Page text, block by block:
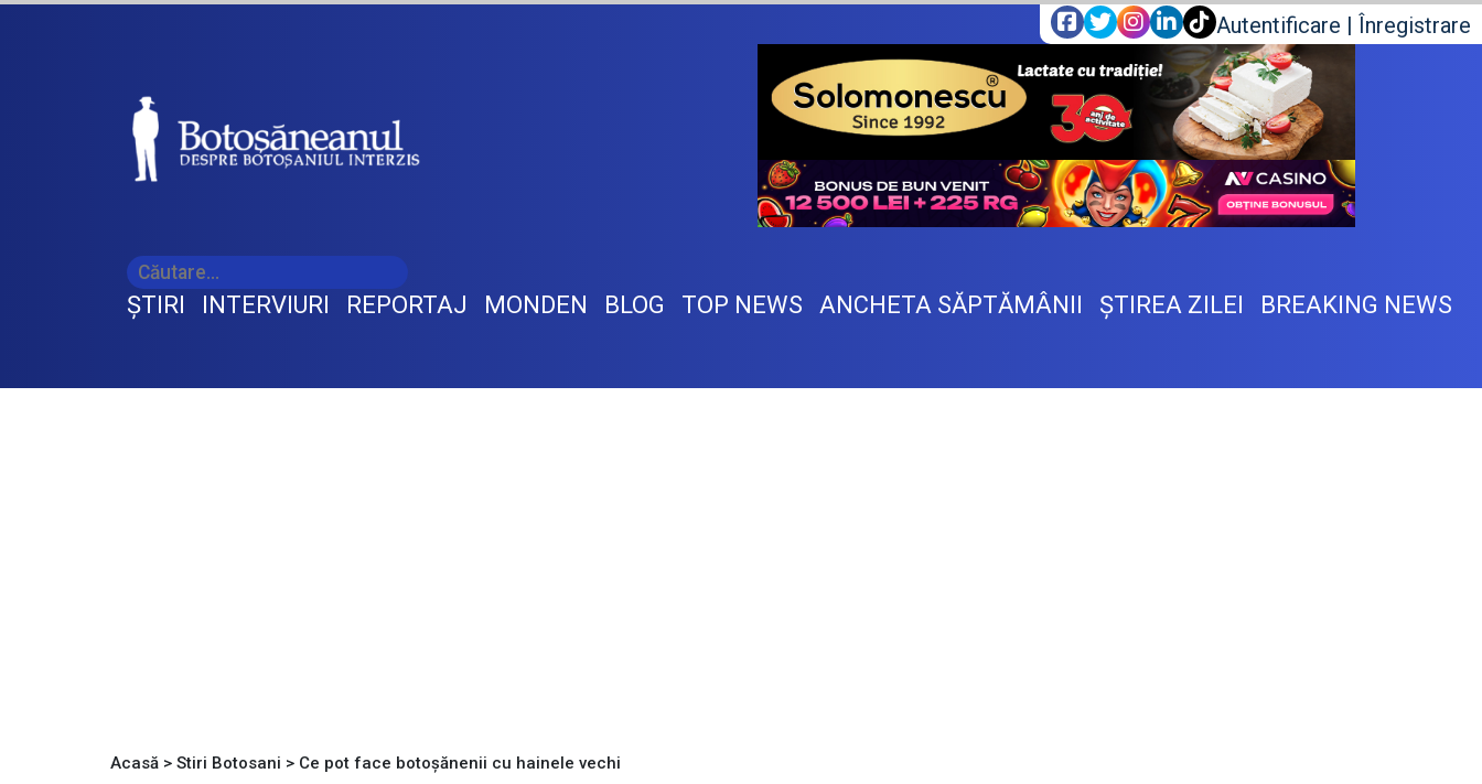
Autentificare | Înregistrare
ŞTIRI INTERVIURI REPORTAJ MONDEN BLOG TOP NEWS ANCHETA SĂPTĂMÂNII ŞTIREA ZILEI BREAKING NEWS
Acasă > Stiri Botosani > Ce pot face botoșănenii cu hainele vechi